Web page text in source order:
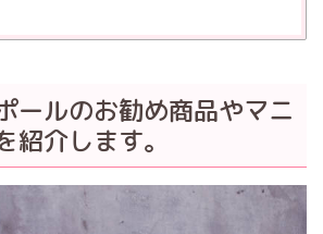
ールのお勧め商品やマニ
紹介します。